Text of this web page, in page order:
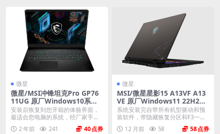
微星
微星/MSI冲锋坦克Pro GP76
11UG 原厂Windows10系统
oem系统 不带一键恢复
安装后恢复到您开箱的体验界面，
最适合您电脑的系统，经厂家手调
试最佳状态，性能与功...
2 年前 241 40
微星
MSI/微星星影15 A13VF A13
VE 原厂Windows11 22H2系
统 工厂文件 带F3一键还原
系统安装完自带所有机型驱动和预
装软件，带隐藏恢复分区和F3一键
还原，系统恢复到新...
12 月前 58 58